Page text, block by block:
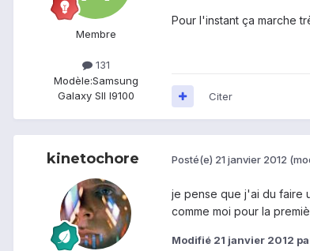
Membre
131
Modèle:Samsung
Galaxy SII I9100
Pour l'instant ça marche
Citer
kinetochore Posté(e) 21 janvier 2012
je pense que j'ai du faire
comme moi pour la
Modifié 21 janvier 2012